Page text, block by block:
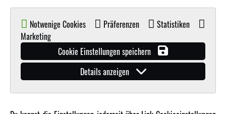
Amewi B2B-Shop
Notwenige Cookies Präferenzen
Statistiken
Marketing
Cookie Einstellungen speichern
Details anzeigen